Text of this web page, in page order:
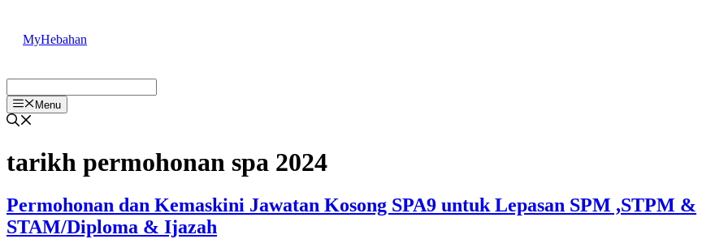
content
MyHebahan
Menu
tarikh permohonan spa 2024
Permohonan dan Kemaskini Jawatan Kosong SPA9 untuk Lepasan SPM ,STPM &
STAM/Diploma & Ijazah